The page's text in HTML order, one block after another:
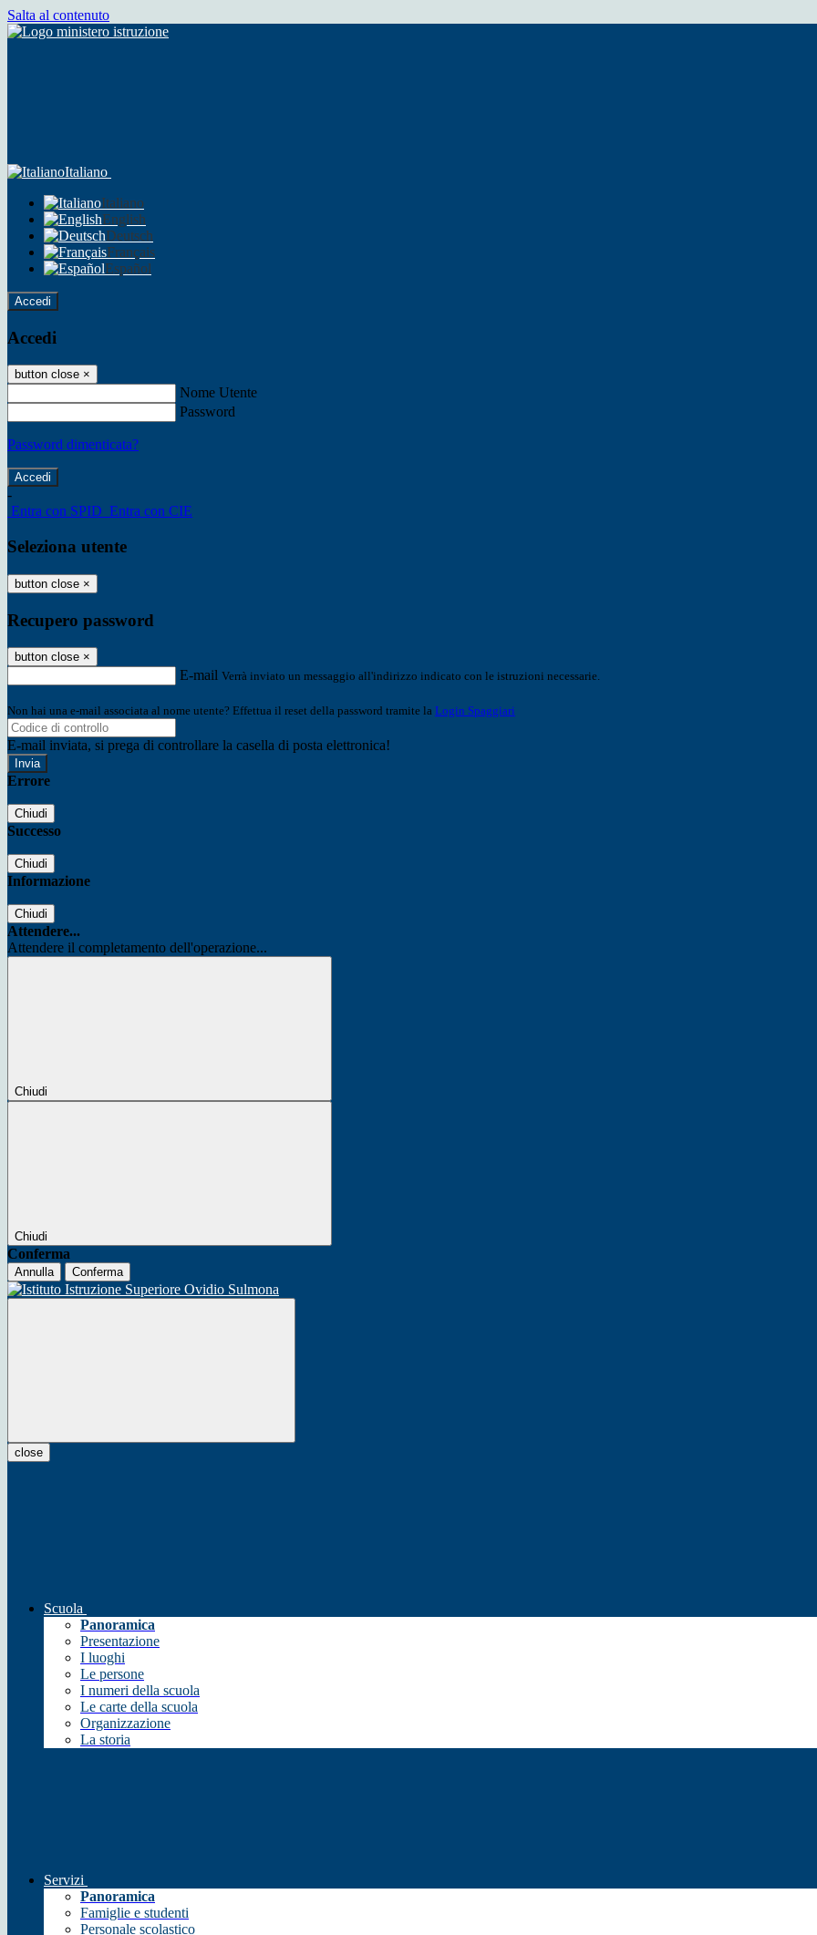
Salta al contenuto
Italiano
Italiano
English
Deutsch
Français
Español
Accedi
Accedi
button close ×
Nome Utente
Password
Password dimenticata?
-
Entra con SPID Entra con CIE
Seleziona utente
button close ×
Recupero password
button close ×
E-mail Verrà inviato un messaggio all'indirizzo indicato con le istruzioni necessarie.
Non hai una e-mail associata al nome utente? Effettua il reset della password tramite la Login Spaggiari
E-mail inviata, si prega di controllare la casella di posta elettronica!
Errore
Chiudi
Successo
Chiudi
Informazione
Chiudi
Attendere...
Attendere il completamento dell'operazione...
Chiudi
Chiudi
Conferma
Annulla Conferma
close
Scuola
Panoramica
Presentazione
I luoghi
Le persone
I numeri della scuola
Le carte della scuola
Organizzazione
La storia
Servizi
Panoramica
Famiglie e studenti
Personale scolastico